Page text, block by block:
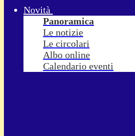
Novità
Panoramica
Le notizie
Le circolari
Albo online
Calendario eventi